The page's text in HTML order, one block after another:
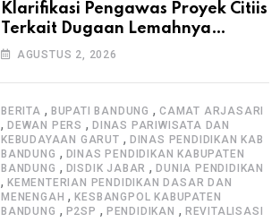
Klarifikasi Pengawas Proyek Citiis
Terkait Dugaan Lemahnya
Pengawasan K3
AGUSTUS 2, 2026
BERITA , BUPATI BANDUNG ,CAMAT ARJASARI
, DEWAN PERS , DINAS PARIWISATA DAN
KEBUDAYAAN GARUT , DINAS PENDIDIKAN KAB
BANDUNG , DINAS PENDIDIKAN KABUPATEN
BANDUNG , DISDIK JABAR ,DUNIA PENDIDIKAN
, KEMENTERIAN PENDIDIKAN DASAR DAN
MENENGAH ,KESBANGPOL KABUPATEN
BANDUNG , P2SP , PENDIDIKAN , REVITALISASI